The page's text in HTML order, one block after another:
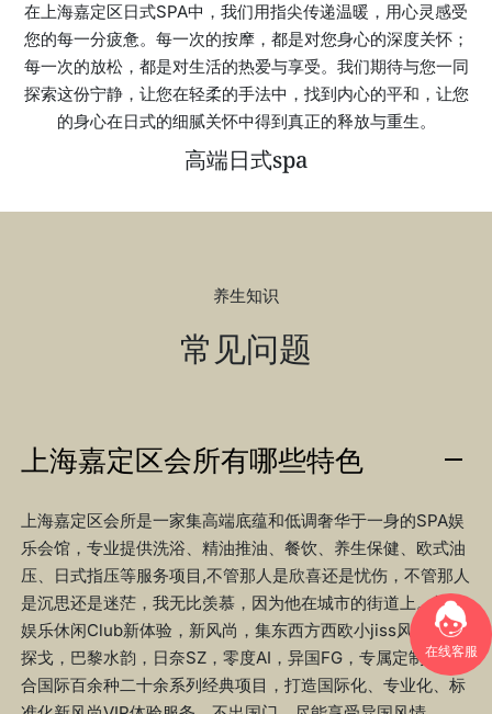
在线客服
在上海嘉定区日式SPA中，我们用指尖传递温暖，用心灵感受
您的每一分疲惫。每一次的按摩，都是对您身心的深度关怀；
每一次的放松，都是对生活的热爱与享受。我们期待与您一同
探索这份宁静，让您在轻柔的手法中，找到内心的平和，让您
的身心在日式的细腻关怀中得到真正的释放与重生。
高端日式spa
养生知识
常见问题
上海嘉定区会所有哪些特色
上海嘉定区会所是一家集高端底蕴和低调奢华于一身的SPA娱
乐会馆，专业提供洗浴、精油推油、餐饮、养生保健、欧式油
压、日式指压等服务项目,不管那人是欣喜还是忧伤，不管那人
是沉思还是迷茫，我无比羡慕，因为他在城市的街道上。打造
娱乐休闲Club新体验，新风尚，集东西方西欧小jiss风，红酒
探戈，巴黎水韵，日奈SZ，零度AI，异国FG，专属定制，结
合国际百余种二十余系列经典项目，打造国际化、专业化、标